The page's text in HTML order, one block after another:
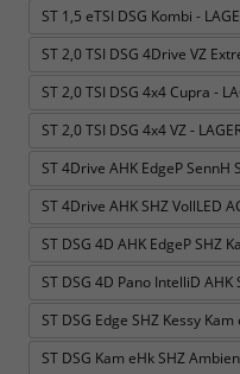
ST 1,5 eTSI DSG Kombi -
ST 2,0 TSI DSG 4Drive VZ
ST 2,0 TSI DSG 4x4 Cupra -
ST 2,0 TSI DSG 4x4 VZ -
ST 4Drive AHK EdgeP SennH
ST 4Drive AHK SHZ VollLED
ST DSG 4D AHK EdgeP SHZ
ST DSG 4D Pano IntelliD AHK
ST DSG Edge SHZ Kessy
ST DSG Kam eHk SHZ